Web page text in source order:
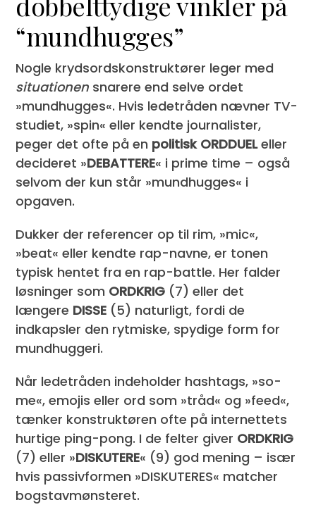
“mundhugges”
Nogle krydsordskonstruktører leger med
situationen snarere end selve ordet
»mundhugges«. Hvis lede­tråden nævner TV-
studiet, »spin« eller kendte journalister,
peger det ofte på en politisk ORDDUELeller
decideret »DEBATTERE« i prime time – også
selvom der kun står »mundhugges« i
opgaven.
Dukker der referencer op til rim, »mic«,
»beat« eller kendte rap-navne, er tonen
typisk hentet fra en rap-battle. Her falder
løsninger som ORDKRIG (7) eller det
længere DISSE (5) naturligt, fordi de
indkapsler den rytmiske, spydige form for
mundhuggeri.
Når ledetråden indeholder hashtags, »so­
me«, emojis eller ord som »tråd« og »feed«,
tænker konstruktøren ofte på internettets
hurtige ping-pong. I de felter giver ORDKRIG
(7) eller »DISKUTERE« (9) god mening – især
hvis passivformen »DISKUTERES« matcher
bogstavmønsteret.